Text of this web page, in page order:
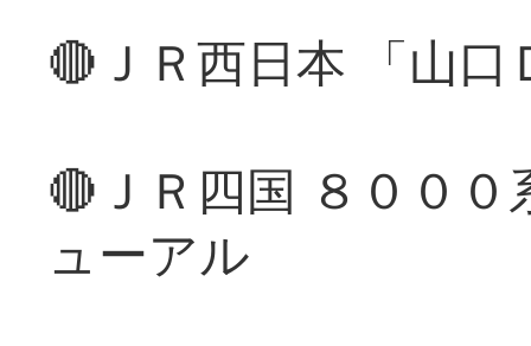
🔴ＪＲ西日本 「山
🔴ＪＲ四国 ８００
ューアル